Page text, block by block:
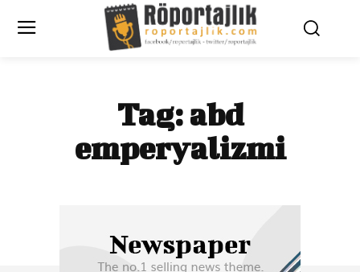
Tag: abd
emperyalizmi